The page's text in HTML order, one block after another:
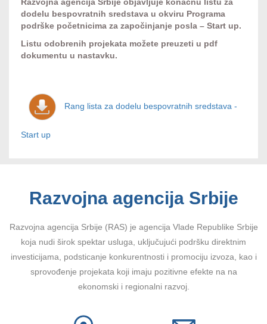
dodelu bespovratnih sredstava u okviru Programa
podrške početnicima za započinjanje posla – Start up.
Listu odobrenih projekata možete preuzeti u pdf
dokumentu u nastavku.
Rang lista za dodelu bespovratnih sredstava -
Start up
Razvojna agencija Srbije
Razvojna agencija Srbije (RAS) je agencija Vlade Republike Srbije
koja nudi širok spektar usluga, uključujući podršku direktnim
investicijama, podsticanje konkurentnosti i promociju izvoza, kao i
sprovođenje projekata koji imaju pozitivne efekte na na
ekonomski i regionalni razvoj.